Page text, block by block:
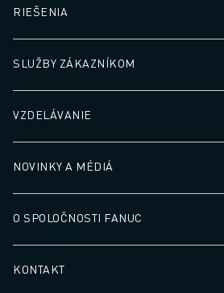
RIEŠENIA
SLUŽBY ZÁKAZNÍKOM
VZDELÁVANIE
NOVINKY A MÉDIÁ
O SPOLOČNOSTI FANUC
KONTAKT